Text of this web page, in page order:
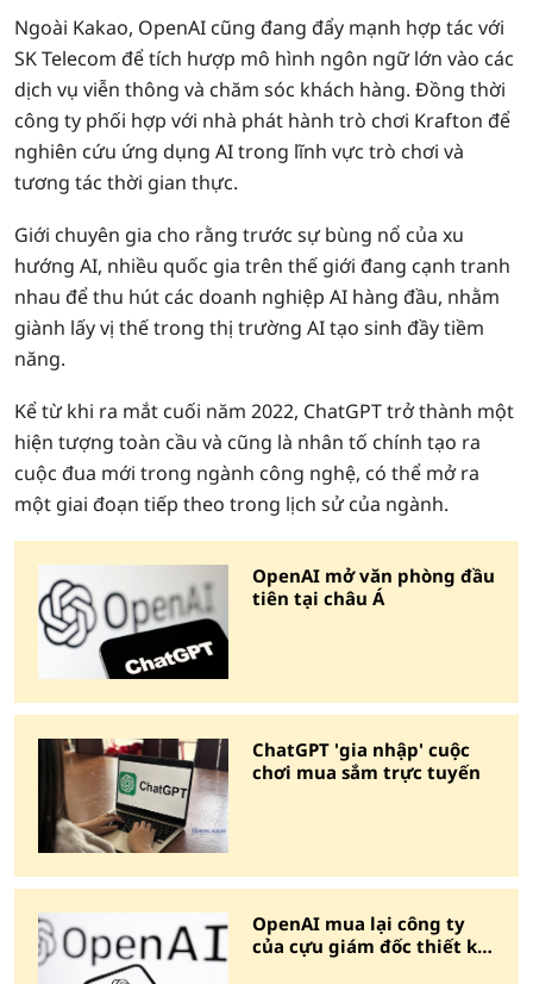
Ngoài Kakao, OpenAI cũng đang đẩy mạnh hợp tác với
SK Telecom để tích hượp mô hình ngôn ngữ lớn vào các
dịch vụ viễn thông và chăm sóc khách hàng. Đồng thời
công ty phối hợp với nhà phát hành trò chơi Krafton để
nghiên cứu ứng dụng AI trong lĩnh vực trò chơi và
tương tác thời gian thực.
Giới chuyên gia cho rằng trước sự bùng nổ của xu
hướng AI, nhiều quốc gia trên thế giới đang cạnh tranh
nhau để thu hút các doanh nghiệp AI hàng đầu, nhằm
giành lấy vị thế trong thị trường AI tạo sinh đầy tiềm
năng.
Kể từ khi ra mắt cuối năm 2022, ChatGPT trở thành một
hiện tượng toàn cầu và cũng là nhân tố chính tạo ra
cuộc đua mới trong ngành công nghệ, có thể mở ra
một giai đoạn tiếp theo trong lịch sử của ngành.
OpenAI mở văn phòng đầu
tiên tại châu Á
ChatGPT 'gia nhập' cuộc
chơi mua sắm trực tuyến
OpenAI mua lại công ty
của cựu giám đốc thiết kế